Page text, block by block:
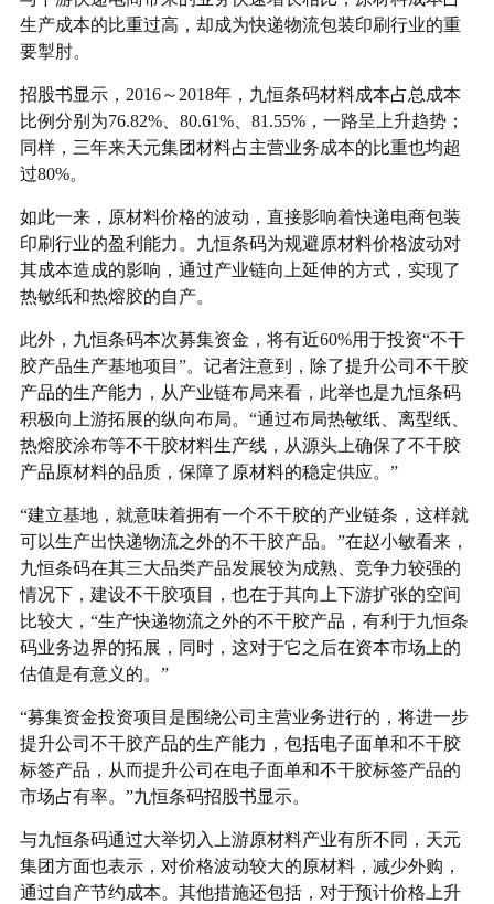
生产成本的比重过高，却成为快递物流包装印刷行业的重
要掣肘。
招股书显示，2016～2018年，九恒条码材料成本占总成本
比例分别为76.82%、80.61%、81.55%，一路呈上升趋势；
同样，三年来天元集团材料占主营业务成本的比重也均超
过80%。
如此一来，原材料价格的波动，直接影响着快递电商包装
印刷行业的盈利能力。九恒条码为规避原材料价格波动对
其成本造成的影响，通过产业链向上延伸的方式，实现了
热敏纸和热熔胶的自产。
此外，九恒条码本次募集资金，将有近60%用于投资“不干
胶产品生产基地项目”。记者注意到，除了提升公司不干胶
产品的生产能力，从产业链布局来看，此举也是九恒条码
积极向上游拓展的纵向布局。“通过布局热敏纸、离型纸、
热熔胶涂布等不干胶材料生产线，从源头上确保了不干胶
产品原材料的品质，保障了原材料的稳定供应。”
“建立基地，就意味着拥有一个不干胶的产业链条，这样就
可以生产出快递物流之外的不干胶产品。”在赵小敏看来，
九恒条码在其三大品类产品发展较为成熟、竞争力较强的
情况下，建设不干胶项目，也在于其向上下游扩张的空间
比较大，“生产快递物流之外的不干胶产品，有利于九恒条
码业务边界的拓展，同时，这对于它之后在资本市场上的
估值是有意义的。”
“募集资金投资项目是围绕公司主营业务进行的，将进一步
提升公司不干胶产品的生产能力，包括电子面单和不干胶
标签产品，从而提升公司在电子面单和不干胶标签产品的
市场占有率。”九恒条码招股书显示。
与九恒条码通过大举切入上游原材料产业有所不同，天元
集团方面也表示，对价格波动较大的原材料，减少外购，
通过自产节约成本。其他措施还包括，对于预计价格上升